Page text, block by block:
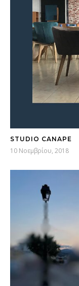
STUDIO CANAPE
10 Νοεμβρίου, 2018